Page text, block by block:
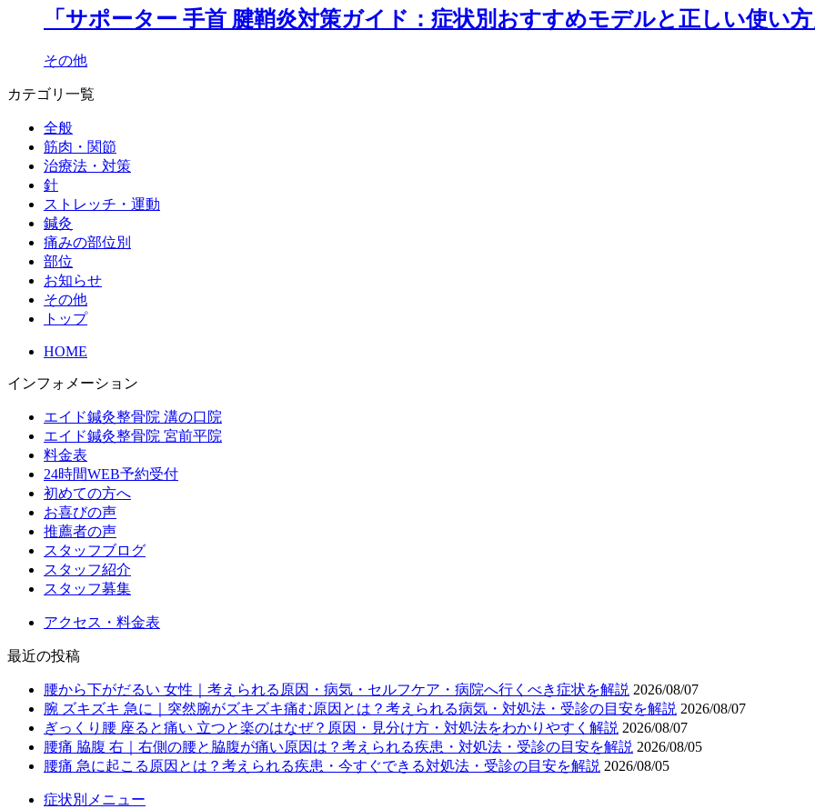
「サポーター 手首 腱鞘炎対策ガイド：症状別おすすめモデルと正しい使い方
その他
カテゴリ一覧
全般
筋肉・関節
治療法・対策
針
ストレッチ・運動
鍼灸
痛みの部位別
部位
お知らせ
その他
トップ
HOME
インフォメーション
エイド鍼灸整骨院 溝の口院
エイド鍼灸整骨院 宮前平院
料金表
24時間WEB予約受付
初めての方へ
お喜びの声
推薦者の声
スタッフブログ
スタッフ紹介
スタッフ募集
アクセス・料金表
最近の投稿
腰から下がだるい 女性｜考えられる原因・病気・セルフケア・病院へ行くべき症状を解説 2026/08/07
腕 ズキズキ 急に｜突然腕がズキズキ痛む原因とは？考えられる病気・対処法・受診の目安を解説 2026/08/07
ぎっくり腰 座ると痛い 立つと楽のはなぜ？原因・見分け方・対処法をわかりやすく解説 2026/08/07
腰痛 脇腹 右｜右側の腰と脇腹が痛い原因は？考えられる疾患・対処法・受診の目安を解説 2026/08/05
腰痛 急に起こる原因とは？考えられる疾患・今すぐできる対処法・受診の目安を解説 2026/08/05
症状別メニュー